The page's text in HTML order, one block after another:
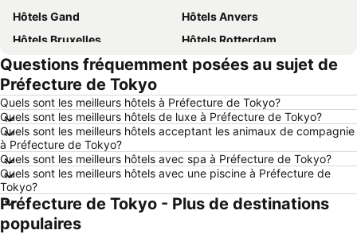
Hôtels Gand
Hôtels Anvers
Hôtels Bruxelles
Hôtels Rotterdam
Hôtels Maastricht
Hôtels Durbuy
Hôtels Hasselt
Hôtels Boulogne-sur-Mer
Hôtels Le Coq
Hôtels Le Touquet-Paris-Plage
Hôtels Dunkerque
Hôtels Málaga
Hôtels France
Hôtels Luxembourg
Hôtels Ténérife
Hôtels Majorque
Hôtels Ibiza
Hôtels Italie
Questions fréquemment posées au sujet de
Préfecture de Tokyo
Quels sont les meilleurs hôtels à Préfecture de Tokyo?
Quels sont les meilleurs hôtels de luxe à Préfecture de Tokyo?
Quels sont les meilleurs hôtels acceptant les animaux de compagnie
à Préfecture de Tokyo?
Quels sont les meilleurs hôtels avec spa à Préfecture de Tokyo?
Quels sont les meilleurs hôtels avec une piscine à Préfecture de
Tokyo?
Préfecture de Tokyo - Plus de destinations
populaires